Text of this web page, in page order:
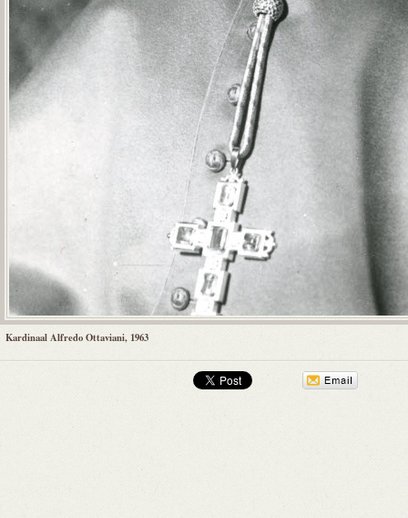
Kardinaal Alfredo Ottaviani, 1963